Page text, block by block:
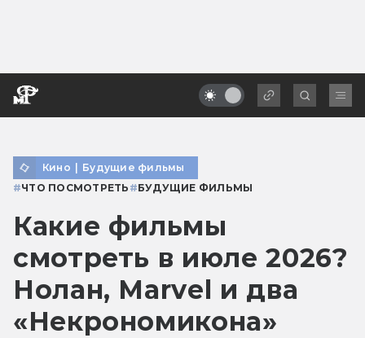
Кино | Будущие фильмы
#ЧТО ПОСМОТРЕТЬ #БУДУЩИЕ ФИЛЬМЫ
Какие фильмы
смотреть в июле 2026?
Нолан, Marvel и два
«Некрономикона»